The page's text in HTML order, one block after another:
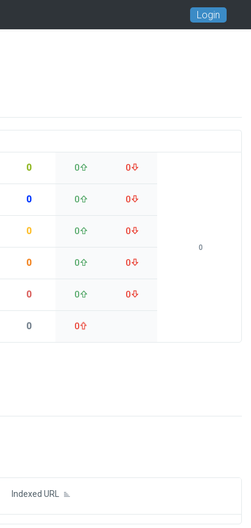
Login
0 0 0
0 0 0
0 0 0
0 0 0
0 0 0
0 0
0
Indexed URL